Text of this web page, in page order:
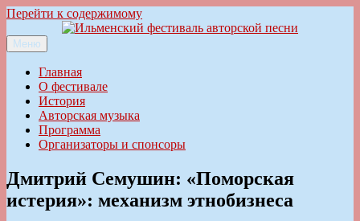
Перейти к содержимому
Ильменский фестиваль авторской песни
Меню
Главная
О фестивале
История
Авторская музыка
Программа
Организаторы и спонсоры
Дмитрий Семушин: «Поморская
истерия»: механизм этнобизнеса